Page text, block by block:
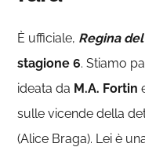
È ufficiale, Regina
stagione 6. Stiamo
ideata da M.A. Fortin
sulle vicende della
(Alice Braga). Lei è